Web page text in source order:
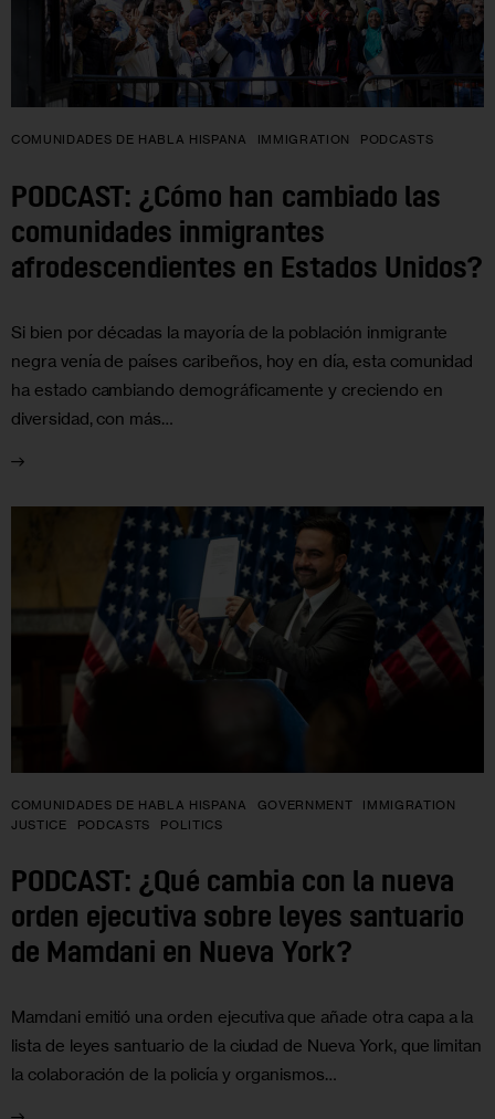
COMUNIDADES DE HABLA HISPANA IMMIGRATION PODCASTS
PODCAST: ¿Cómo han cambiado las
comunidades inmigrantes
afrodescendientes en Estados Unidos?
Si bien por décadas la mayoría de la población inmigrante
negra venía de países caribeños, hoy en día, esta comunidad
ha estado cambiando demográficamente y creciendo en
diversidad, con más…
COMUNIDADES DE HABLA HISPANA GOVERNMENT
IMMIGRATION
JUSTICE
PODCASTS POLITICS
PODCAST: ¿Qué cambia con la nueva
orden ejecutiva sobre leyes santuario
de Mamdani en Nueva York?
Mamdani emitió una orden ejecutiva que añade otra capa a la
lista de leyes santuario de la ciudad de Nueva York, que limitan
la colaboración de la policía y organismos…